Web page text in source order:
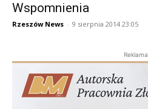
Wspomnienia
Rzeszów News - 9 sierpnia 2014 23:05
Reklama